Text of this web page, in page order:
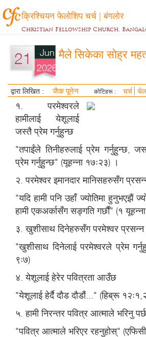
क्रिश्चियन फेलोशिप चर्च | बंगलोर
Christian Fellowship Church,
21
Jun
2026
मैले सिकेका सोह्र
द्वारा लिखित : जैक पूनेन कोटिहरू : चर्च
१. परमेश्वरले
हामीलाई येशूलाई
जस्तै प्रेम गर्नुहुन्छ
"तपाईंले तिनीहरुलाई प्रेम गर्नुहुन्छ,
प्रेम गर्नुहुन्छ" (यूहन्ना १७ः२३) ।
२. परमेश्वर इमानदार मानिसहरुसँग
"यदि हामी पनि उहाँ ज्योतिमा हुनुभएझैं
हामी एकअर्कासँग सङ्गति गर्छौं" (१
३. खुशीसाथ दिनेहरुसँग परमेश्वर
"खुशीसाथ दिनेलाई परमेश्वरले प्रेम
९ः७)
४. येशूलाई हेरेर पवित्रता आउँछ
"येशूलाई हेर्दै दौड दौडौं..." (हिब्रू
५. हामी निरन्तर पवित्र आत्माले भरिनु पर्छ
"पवित्र आत्माले भरिएर रहनुहोस्"